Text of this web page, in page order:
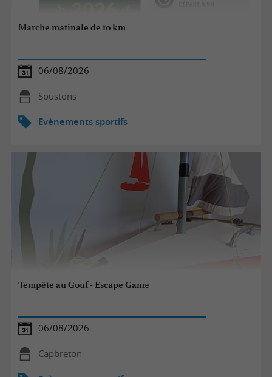
Marche matinale de 10 km
06/08/2026
Soustons
Evènements sportifs
Tempête au Gouf - Escape Game
06/08/2026
Capbreton